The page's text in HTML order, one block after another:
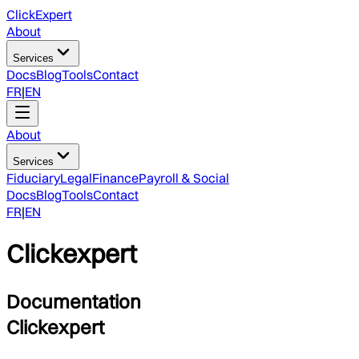
ClickExpert
About
Services
DocsBlogToolsContact
FR|EN
About
Services
FiduciaryLegalFinancePayroll & Social
DocsBlogToolsContact
FR|EN
Clickexpert
Documentation
Clickexpert